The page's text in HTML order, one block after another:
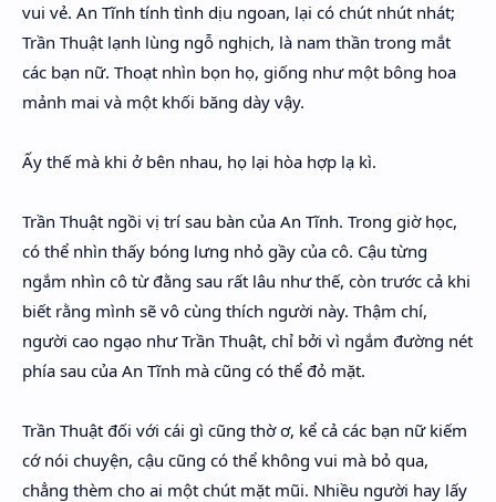
vui vẻ. An Tĩnh tính tình dịu ngoan, lại có chút nhút nhát;
Trần Thuật lạnh lùng ngỗ nghịch, là nam thần trong mắt
các bạn nữ. Thoạt nhìn bọn họ, giống như một bông hoa
mảnh mai và một khối băng dày vậy.
Ấy thế mà khi ở bên nhau, họ lại hòa hợp lạ kì.
Trần Thuật ngồi vị trí sau bàn của An Tĩnh. Trong giờ học,
có thể nhìn thấy bóng lưng nhỏ gầy của cô. Cậu từng
ngắm nhìn cô từ đằng sau rất lâu như thế, còn trước cả khi
biết rằng mình sẽ vô cùng thích người này. Thậm chí,
người cao ngạo như Trần Thuật, chỉ bởi vì ngắm đường nét
phía sau của An Tĩnh mà cũng có thể đỏ mặt.
Trần Thuật đối với cái gì cũng thờ ơ, kể cả các bạn nữ kiếm
cớ nói chuyện, cậu cũng có thể không vui mà bỏ qua,
chẳng thèm cho ai một chút mặt mũi. Nhiều người hay lấy